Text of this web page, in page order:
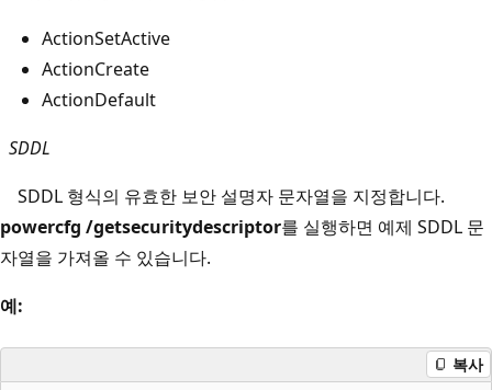
ActionSetActive
ActionCreate
ActionDefault
SDDL
SDDL 형식의 유효한 보안 설명자 문자열을 지정합니다.
powercfg /getsecuritydescriptor를 실행하면 예제 SDDL 문
자열을 가져올 수 있습니다.
예:
복사